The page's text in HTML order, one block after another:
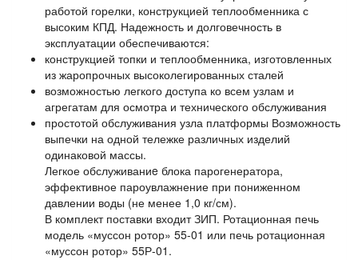
работой горелки, конструкцией теплообменника с
высоким КПД. Надежность и долговечность в
эксплуатации обеспечиваются:
конструкцией топки и теплообменника, изготовленных
из жаропрочных высоколегированных сталей
возможностью легкого доступа ко всем узлам и
агрегатам для осмотра и технического обслуживания
простотой обслуживания узла платформы Возможность
выпечки на одной тележке различных изделий
одинаковой массы.
Легкое обслуживаниe блока парогенератора,
эффективное пароувлажнение при пониженном
давлении воды (не менее 1,0 кг/см).
В комплект поставки входит ЗИП. Ротационная печь
модель «муссон ротор» 55-01 или печь ротационная
«муссон ротор» 55Р-01.